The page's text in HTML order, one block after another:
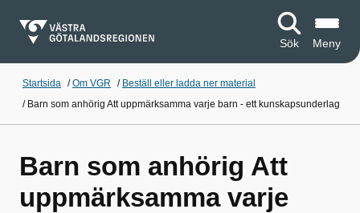
Sök Meny
Startsida /Om VGR / Beställ eller ladda ner material
/ Barn som anhörig Att uppmärksamma varje barn - ett kunskapsunderlag
Barn som anhörig Att
uppmärksamma varje